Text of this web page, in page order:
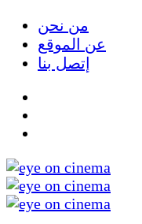
من نحن
عن الموقع
إتصل بنا